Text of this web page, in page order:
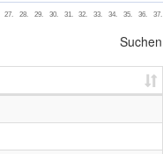
27. 28. 29. 30. 31. 32. 33. 34. 35. 36. 37.
Suchen